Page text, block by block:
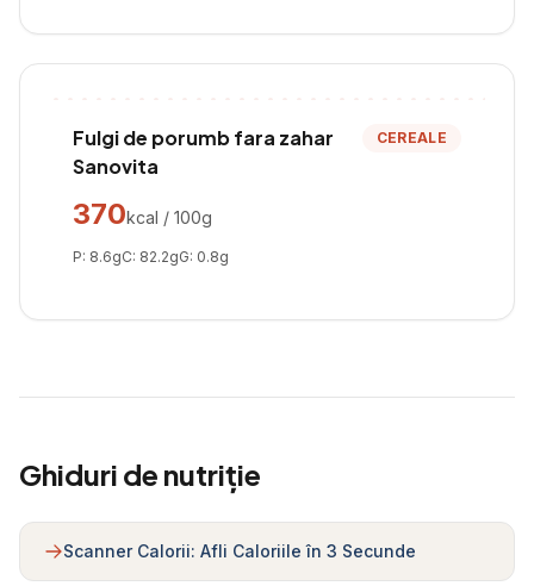
Fulgi de porumb fara zahar
Sanovita
CEREALE
370kcal / 100g
P: 8.6gC: 82.2gG: 0.8g
Ghiduri de nutriție
Scanner Calorii: Afli Caloriile în 3 Secunde